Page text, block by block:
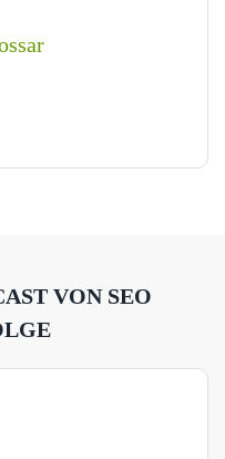
VON SEO